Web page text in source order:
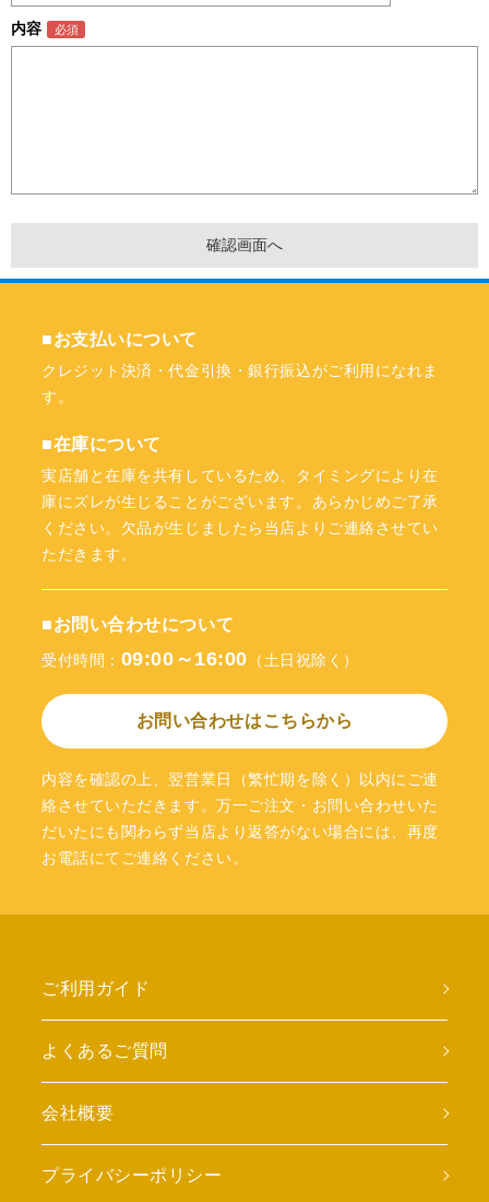
内容
■お支払いについて
クレジット決済・代金引換・銀行振込がご利用になれま
す。
■在庫について
実店舗と在庫を共有しているため、タイミングにより在
庫にズレが生じることがございます。あらかじめご了承
ください。欠品が生じましたら当店よりご連絡させてい
ただきます。
■お問い合わせについて
受付時間： 09:00～16:00 （土日祝除く）
お問い合わせはこちらから
内容を確認の上、翌営業日（繁忙期を除く）以内にご連
絡させていただきます。万一ご注文・お問い合わせいた
だいたにも関わらず当店より返答がない場合には、再度
お電話にてご連絡ください。
ご利用ガイド
よくあるご質問
会社概要
プライバシーポリシー